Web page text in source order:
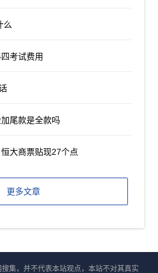
么
考试费用
尾款是全款吗
大商票贴现27个点
更多文章
集，并不代表本站观点，本站不对其真实